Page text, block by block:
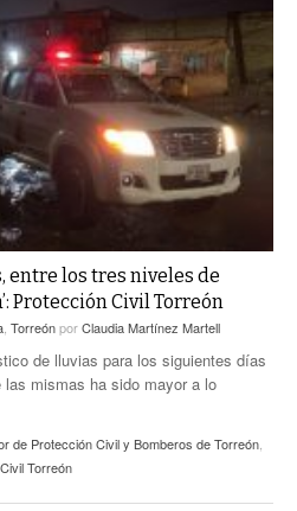
entre los tres niveles de
Protección Civil Torreón
TorreónporClaudia Martínez Martell
de lluvias para los siguientes días
mismas ha sido mayor a lo
de Protección Civil y Bomberos de Torreón
Torreón